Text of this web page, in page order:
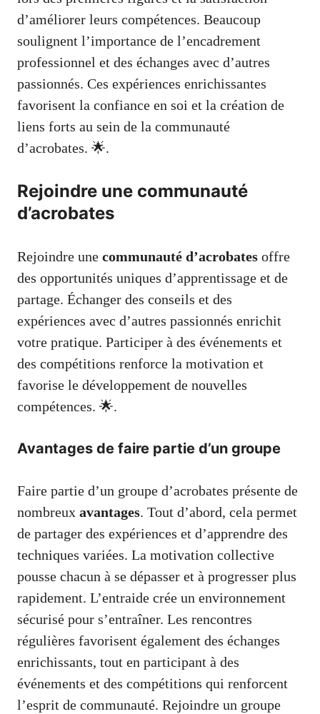
d’améliorer leurs compétences. Beaucoup
soulignent l’importance de l’encadrement
professionnel et des échanges avec d’autres
passionnés. Ces expériences enrichissantes
favorisent la confiance en soi et la création de
liens forts au sein de la communauté
d’acrobates. 🌟.
Rejoindre une communauté
d’acrobates
Rejoindre une communauté d’acrobates offre
des opportunités uniques d’apprentissage et de
partage. Échanger des conseils et des
expériences avec d’autres passionnés enrichit
votre pratique. Participer à des événements et
des compétitions renforce la motivation et
favorise le développement de nouvelles
compétences. 🌟.
Avantages de faire partie d’un groupe
Faire partie d’un groupe d’acrobates présente de
nombreux avantages. Tout d’abord, cela permet
de partager des expériences et d’apprendre des
techniques variées. La motivation collective
pousse chacun à se dépasser et à progresser plus
rapidement. L’entraide crée un environnement
sécurisé pour s’entraîner. Les rencontres
régulières favorisent également des échanges
enrichissants, tout en participant à des
événements et des compétitions qui renforcent
l’esprit de communauté. Rejoindre un groupe